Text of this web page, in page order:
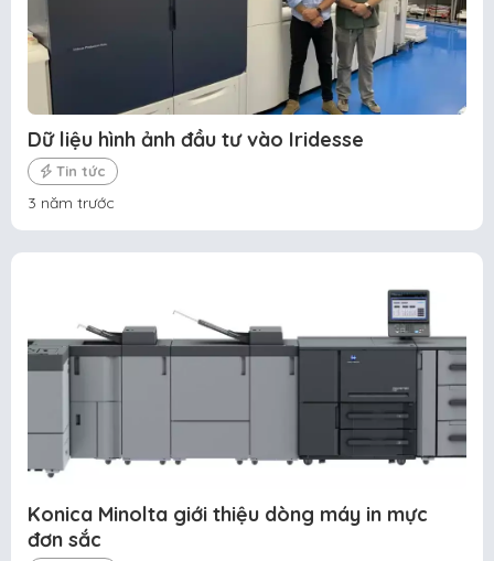
Dữ liệu hình ảnh đầu tư vào Iridesse
Tin tức
3 năm trước
Konica Minolta giới thiệu dòng máy in mực
đơn sắc